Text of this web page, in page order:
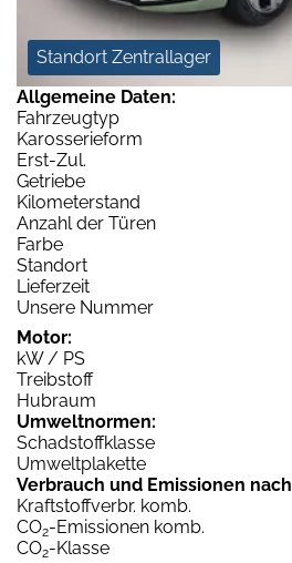
Standort Zentrallager
Allgemeine Daten:
Fahrzeugtyp
Karosserieform
Erst-Zul.
Getriebe
Kilometerstand
Anzahl der Türen
Farbe
Standort
Lieferzeit
Unsere Nummer
Motor:
kW / PS
Treibstoff
Hubraum
Umweltnormen:
Schadstoffklasse
Umweltplakette
Verbrauch und Emissionen nach
Kraftstoffverbr. komb.
CO2-Emissionen komb.
CO2-Klasse